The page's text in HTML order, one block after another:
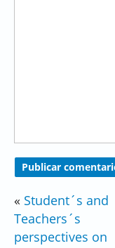
« Student´s and
Teachers´s
perspectives on